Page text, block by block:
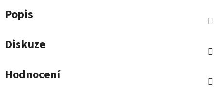
Popis
Diskuze
Hodnocení